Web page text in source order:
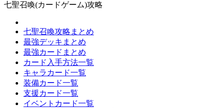
七聖召喚(カードゲーム)攻略
七聖召喚攻略まとめ
最強デッキまとめ
最強カードまとめ
カード入手方法一覧
キャラカード一覧
装備カード一覧
支援カード一覧
イベントカード一覧